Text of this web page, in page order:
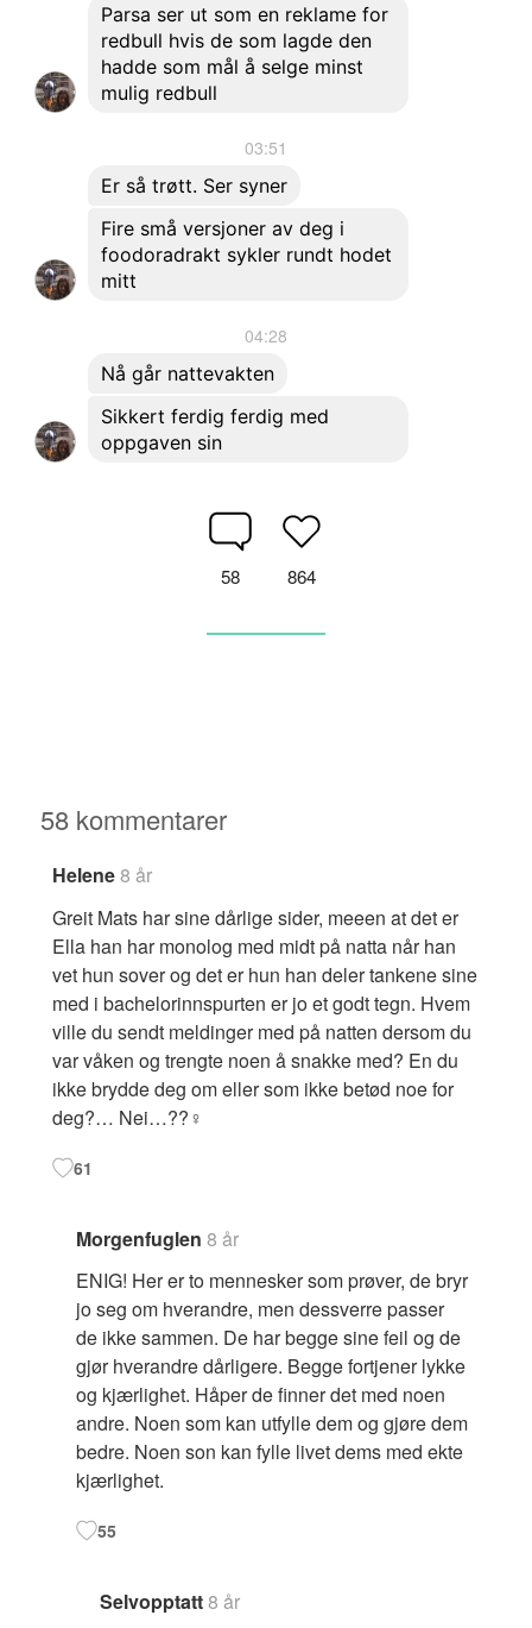
Parsa ser ut som en reklame for
redbull hvis de som lagde den
hadde som mål å selge minst
mulig redbull
03:51
Er så trøtt. Ser syner
Fire små versjoner av deg i
foodoradrakt sykler rundt hodet
mitt
04:28
Nå går nattevakten
Sikkert ferdig ferdig med
oppgaven sin
58 864
58 kommentarer
Helene8 år
Greit Mats har sine dårlige sider, meeen at det er
Ella han har monolog med midt på natta når han
vet hun sover og det er hun han deler tankene sine
med i bachelorinnspurten er jo et godt tegn. Hvem
ville du sendt meldinger med på natten dersom du
var våken og trengte noen å snakke med? En du
ikke brydde deg om eller som ikke betød noe for
deg?… Nei…??‍♀️
61
Morgenfuglen 8 år
ENIG! Her er to mennesker som prøver, de bryr
jo seg om hverandre, men dessverre passer
de ikke sammen. De har begge sine feil og de
gjør hverandre dårligere. Begge fortjener lykke
og kjærlighet. Håper de finner det med noen
andre. Noen som kan utfylle dem og gjøre dem
bedre. Noen son kan fylle livet dems med ekte
kjærlighet.
55
Selvopptatt8 år